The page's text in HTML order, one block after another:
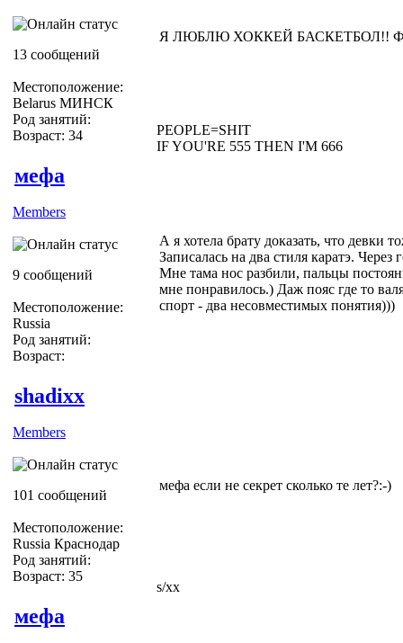
13 сообщений
Местоположение:
Belarus МИНСК
Род занятий:
Возраст: 34
Я ЛЮБЛЮ ХОККЕЙ БАСКЕТБОЛ!!
PEOPLE=SHIT
IF YOU'RE 555 THEN I'M 666
мефа
Members
9 сообщений
Местоположение:
Russia
Род занятий:
Возраст:
А я хотела брату доказать, что девки
Записалась на два стиля каратэ.
Мне тама нос разбили, пальцы
мне понравилось.) Даж пояс где то
спорт - два несовместимых понятия)))
shadixx
Members
101 сообщений
Местоположение:
Russia Краснодар
Род занятий:
Возраст: 35
мефа если не секрет сколько те лет?:-)
s/xx
мефа